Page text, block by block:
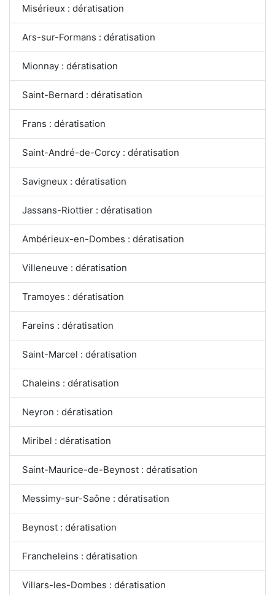
Misérieux : dératisation
Ars-sur-Formans : dératisation
Mionnay : dératisation
Saint-Bernard : dératisation
Frans : dératisation
Saint-André-de-Corcy : dératisation
Savigneux : dératisation
Jassans-Riottier : dératisation
Ambérieux-en-Dombes : dératisation
Villeneuve : dératisation
Tramoyes : dératisation
Fareins : dératisation
Saint-Marcel : dératisation
Chaleins : dératisation
Neyron : dératisation
Miribel : dératisation
Saint-Maurice-de-Beynost : dératisation
Messimy-sur-Saône : dératisation
Beynost : dératisation
Francheleins : dératisation
Villars-les-Dombes : dératisation